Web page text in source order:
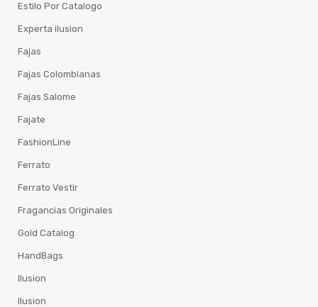
Estilo Por Catalogo
Experta ilusion
Fajas
Fajas Colombianas
Fajas Salome
Fajate
FashionLine
Ferrato
Ferrato Vestir
Fragancias Originales
Gold Catalog
HandBags
Ilusion
Ilusion